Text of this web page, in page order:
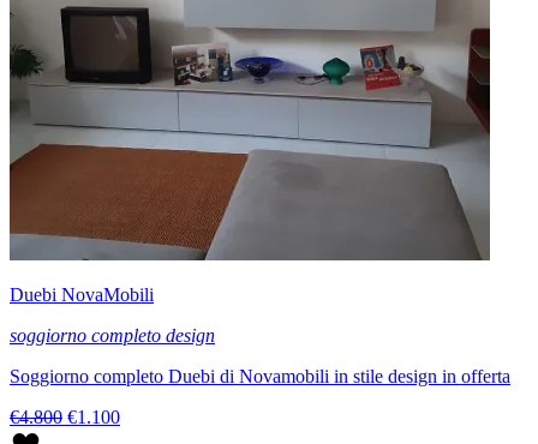
Duebi NovaMobili
soggiorno completo design
Soggiorno completo Duebi di Novamobili in stile design in offerta
€4.800 €1.100